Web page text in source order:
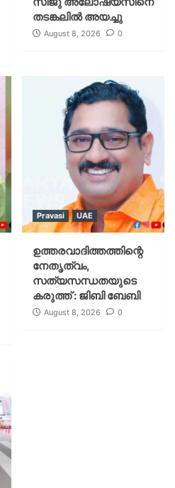
തടങ്കലിൽ അയച്ചു
August 8, 2026 0
Pravasi UAE
ഉത്തരവാദിത്തത്തിന്റെ
നേതൃത്വം,
സത്യസന്ധതയുടെ
കരുത്ത് : ജിബി ബേബി
August 8, 2026 0